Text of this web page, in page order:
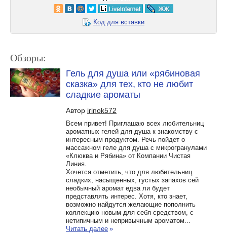
Код для вставки
Обзоры:
Гель для душа или «рябиновая
сказка» для тех, кто не любит
сладкие ароматы
Автор irinok572
Всем привет! Приглашаю всех любительниц
ароматных гелей для душа к знакомству с
интересным продуктом. Речь пойдет о
массажном геле для душа с микрогранулами
«Клюква и Рябина» от Компании Чистая
Линия.
Хочется отметить, что для любительниц
сладких, насыщенных, густых запахов сей
необычный аромат едва ли будет
представлять интерес. Хотя, кто знает,
возможно найдутся желающие пополнить
коллекцию новым для себя средством, с
нетипичным и непривычным ароматом...
Читать далее »